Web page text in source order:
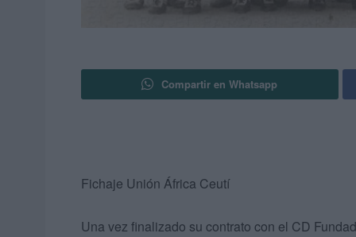
Compartir en Whatsapp
Fichaje Unión África Ceutí
Una vez finalizado su contrato con el CD